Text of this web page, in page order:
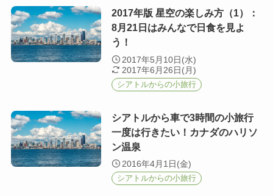
2017年版 星空の楽しみ方（1）：
8月21日はみんなで日食を見よ
う！
2017年5月10日(水)
2017年6月26日(月)
シアトルからの小旅行
シアトルから車で3時間の小旅行
一度は行きたい！カナダのハリソ
ン温泉
2016年4月1日(金)
シアトルからの小旅行